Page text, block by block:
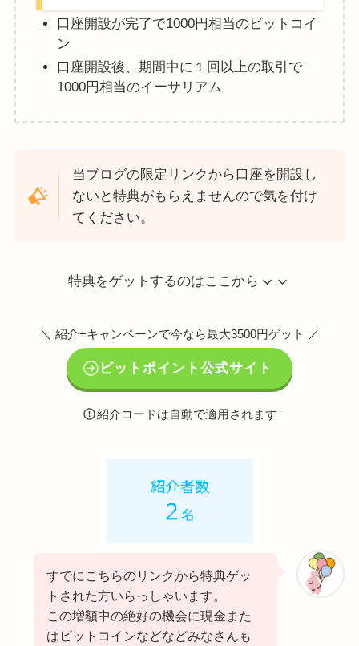
口座開設が完了で1000円相当のビットコイ
ン
口座開設後、期間中に１回以上の取引で
1000円相当のイーサリアム
当ブログの限定リンクから口座を開設し
ないと特典がもらえませんので気を付け
てください。
特典をゲットするのはここから
＼ 紹介+キャンペーンで今なら最大3500円ゲット ／
ビットポイント公式サイト
紹介コードは自動で適用されます
すでにこちらのリンクから特典ゲッ
トされた方いらっしゃいます。
この増額中の絶好の機会に現金また
はビットコインなどなどみなさんも